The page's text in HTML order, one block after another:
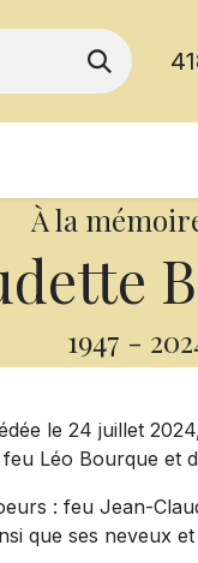
À la
1947 -
le 24 juillet
Léo Bourque et
: feu Jean-
que ses neveux